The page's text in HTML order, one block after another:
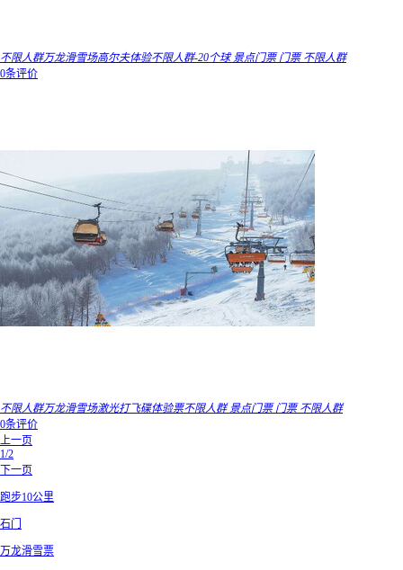
不限人群万龙滑雪场高尔夫体验不限人群-20个球 景点门票 门票 不限人群
0条评价
不限人群万龙滑雪场激光打飞碟体验票不限人群 景点门票 门票 不限人群
0条评价
上一页
1/2
下一页
跑步10公里
石门
万龙滑雪票